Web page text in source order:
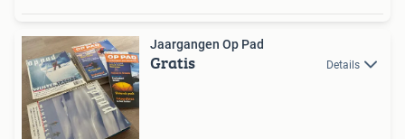
Jaargangen Op Pad
Gratis Details